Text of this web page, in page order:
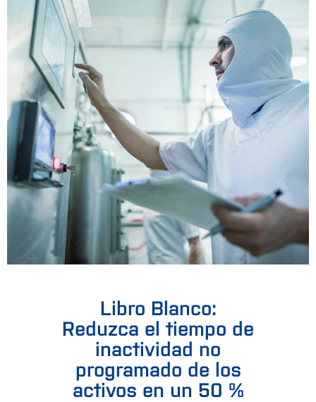
Libro Blanco:
Reduzca el tiempo de
inactividad no
programado de los
activos en un 50 %